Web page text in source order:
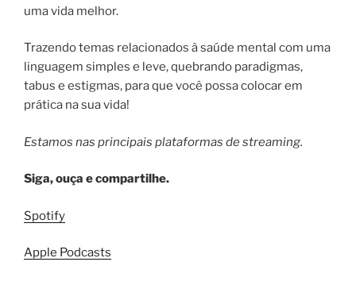
uma vida melhor.
Trazendo temas relacionados à saúde mental com uma
linguagem simples e leve, quebrando paradigmas,
tabus e estigmas, para que você possa colocar em
prática na sua vida!
Estamos nas principais plataformas de streaming.
Siga, ouça e compartilhe.
Spotify
Apple Podcasts